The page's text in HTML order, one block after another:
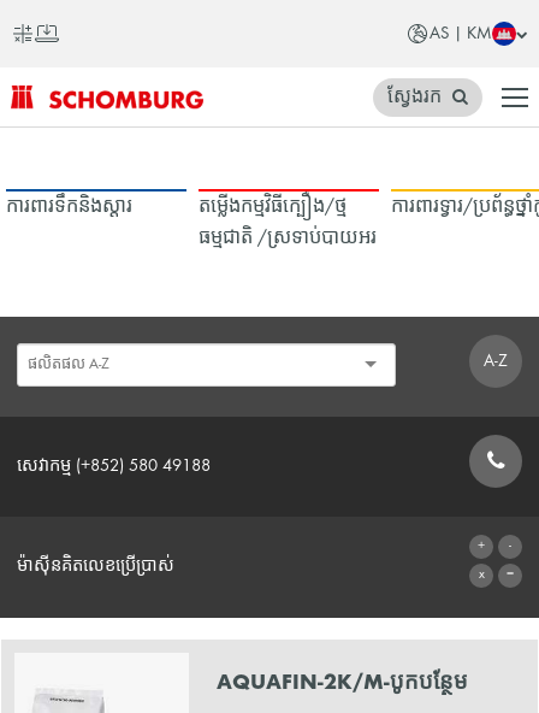
AS | KM
SCHOMBURG
អាស៊ី
ស្វែងរក
ការពារទឹក​និង​ស្ដារ
តម្លើងកម្មវិធីក្បឿង/ថ្ម
ធម្មជាតិ /ស្រទាប់បាយអរ
ការពារទ្វារ/ប្រព័ន្ធថ្ន
A-Z
សេវាកម្ម (+852) 580 49188
ម៉ាស៊ីនគិតលេខប្រើប្រាស់
AQUAFIN-2K/M-បូកបន្ថែម